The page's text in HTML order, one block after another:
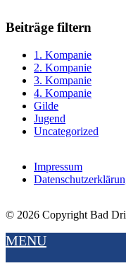
Beiträge filtern
1. Kompanie
2. Kompanie
3. Kompanie
4. Kompanie
Gilde
Jugend
Uncategorized
Impressum
© 2026 Copyright Bad
MENU